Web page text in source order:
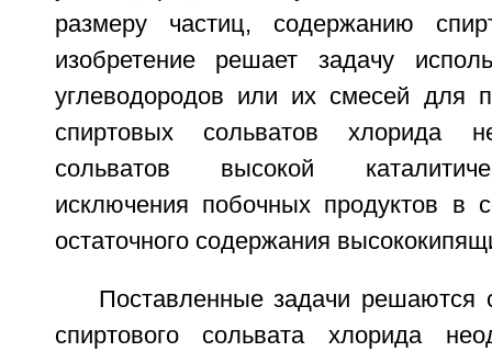
размеру частиц, содержанию
изобретение решает задачу
углеводородов или их смесей для
спиртовых сольватов хлорида
сольватов высокой
исключения побочных продуктов в
остаточного содержания
Поставленные задачи решаются
спиртового сольвата хлорида